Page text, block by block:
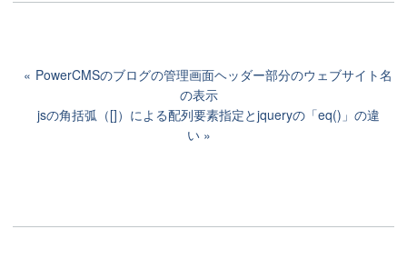
PowerCMSのブログの管理画面ヘッダー部分のウェブサイト名
の表示
jsの角括弧（[]）による配列要素指定とjqueryの「eq()」の違
い